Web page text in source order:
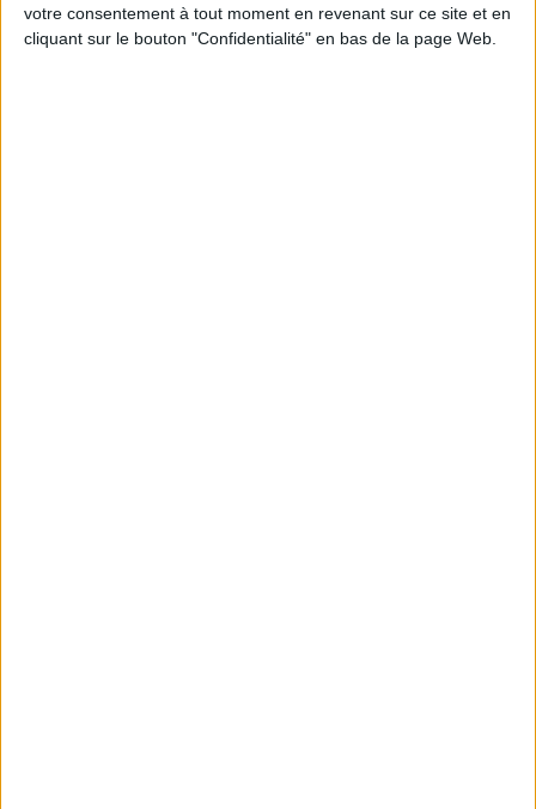
votre consentement à tout moment en revenant sur ce site et en
cliquant sur le bouton "Confidentialité" en bas de la page Web.